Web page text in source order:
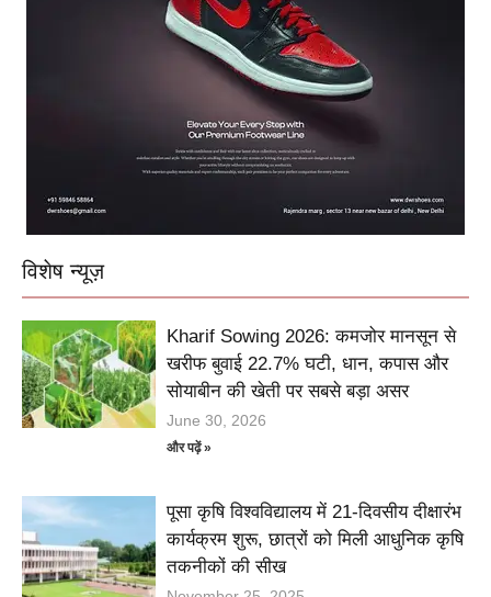
विशेष न्यूज़
Kharif Sowing 2026: कमजोर मानसून से
खरीफ बुवाई 22.7% घटी, धान, कपास और
सोयाबीन की खेती पर सबसे बड़ा असर
June 30, 2026
और पढ़ें »
पूसा कृषि विश्वविद्यालय में 21-दिवसीय दीक्षारंभ
कार्यक्रम शुरू, छात्रों को मिली आधुनिक कृषि
तकनीकों की सीख